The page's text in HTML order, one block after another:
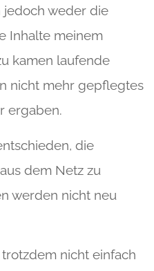
jedoch weder die
Inhalte meinem
kamen laufende
nicht mehr gepflegtes
ergaben.
die
dem Netz zu
werden nicht neu
nicht einfach